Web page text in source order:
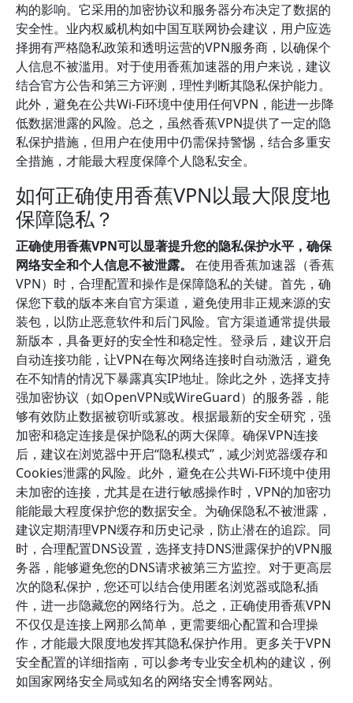
构的影响。它采用的加密协议和服务器分布决定了数据的
安全性。业内权威机构如中国互联网协会建议，用户应选
择拥有严格隐私政策和透明运营的VPN服务商，以确保个
人信息不被滥用。对于使用香蕉加速器的用户来说，建议
结合官方公告和第三方评测，理性判断其隐私保护能力。
此外，避免在公共Wi-Fi环境中使用任何VPN，能进一步降
低数据泄露的风险。总之，虽然香蕉VPN提供了一定的隐
私保护措施，但用户在使用中仍需保持警惕，结合多重安
全措施，才能最大程度保障个人隐私安全。
如何正确使用香蕉VPN以最大限度地
保障隐私？
正确使用香蕉VPN可以显著提升您的隐私保护水平，确保
网络安全和个人信息不被泄露。
在使用香蕉加速器（香蕉
VPN）时，合理配置和操作是保障隐私的关键。首先，确
保您下载的版本来自官方渠道，避免使用非正规来源的安
装包，以防止恶意软件和后门风险。官方渠道通常提供最
新版本，具备更好的安全性和稳定性。登录后，建议开启
自动连接功能，让VPN在每次网络连接时自动激活，避免
在不知情的情况下暴露真实IP地址。除此之外，选择支持
强加密协议（如OpenVPN或WireGuard）的服务器，能
够有效防止数据被窃听或篡改。根据最新的安全研究，强
加密和稳定连接是保护隐私的两大保障。确保VPN连接
后，建议在浏览器中开启“隐私模式”，减少浏览器缓存和
Cookies泄露的风险。此外，避免在公共Wi-Fi环境中使用
未加密的连接，尤其是在进行敏感操作时，VPN的加密功
能能最大程度保护您的数据安全。为确保隐私不被泄露，
建议定期清理VPN缓存和历史记录，防止潜在的追踪。同
时，合理配置DNS设置，选择支持DNS泄露保护的VPN服
务器，能够避免您的DNS请求被第三方监控。对于更高层
次的隐私保护，您还可以结合使用匿名浏览器或隐私插
件，进一步隐藏您的网络行为。总之，正确使用香蕉VPN
不仅仅是连接上网那么简单，更需要细心配置和合理操
作，才能最大限度地发挥其隐私保护作用。更多关于VPN
安全配置的详细指南，可以参考专业安全机构的建议，例
如国家网络安全局或知名的网络安全博客网站。